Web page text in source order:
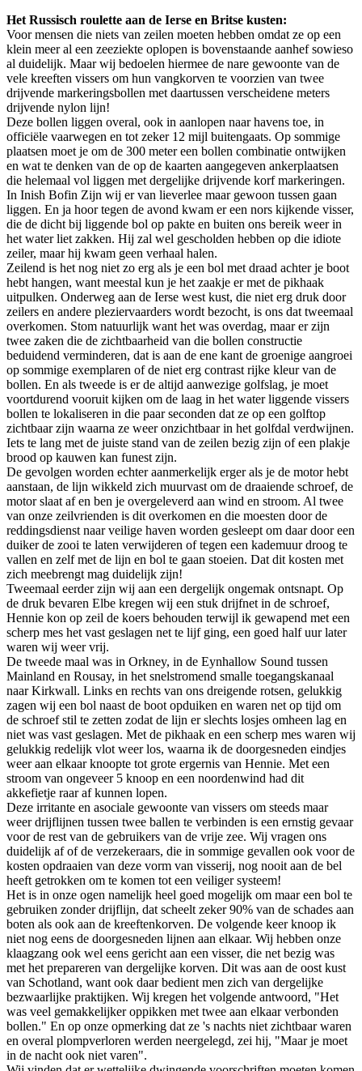
Het Russisch roulette aan de Ierse en Britse kusten:
Voor mensen die niets van zeilen moeten hebben omdat ze op een
klein meer al een zeeziekte oplopen is bovenstaande aanhef sowieso
al duidelijk. Maar wij bedoelen hiermee de nare gewoonte van de
vele kreeften vissers om hun vangkorven te voorzien van twee
drijvende markeringsbollen met daartussen verscheidene meters
drijvende nylon lijn!
Deze bollen liggen overal, ook in aanlopen naar havens toe, in
officiële vaarwegen en tot zeker 12 mijl buitengaats. Op sommige
plaatsen moet je om de 300 meter een bollen combinatie ontwijken
en wat te denken van de op de kaarten aangegeven ankerplaatsen
die helemaal vol liggen met dergelijke drijvende korf markeringen.
In Inish Bofin Zijn wij er van lieverlee maar gewoon tussen gaan
liggen. En ja hoor tegen de avond kwam er een nors kijkende visser,
die de dicht bij liggende bol op pakte en buiten ons bereik weer in
het water liet zakken. Hij zal wel gescholden hebben op die idiote
zeiler, maar hij kwam geen verhaal halen.
Zeilend is het nog niet zo erg als je een bol met draad achter je boot
hebt hangen, want meestal kun je het zaakje er met de pikhaak
uitpulken. Onderweg aan de Ierse west kust, die niet erg druk door
zeilers en andere pleziervaarders wordt bezocht, is ons dat tweemaal
overkomen. Stom natuurlijk want het was overdag, maar er zijn
twee zaken die de zichtbaarheid van die bollen constructie
beduidend verminderen, dat is aan de ene kant de groenige aangroei
op sommige exemplaren of de niet erg contrast rijke kleur van de
bollen. En als tweede is er de altijd aanwezige golfslag, je moet
voortdurend vooruit kijken om de laag in het water liggende vissers
bollen te lokaliseren in die paar seconden dat ze op een golftop
zichtbaar zijn waarna ze weer onzichtbaar in het golfdal verdwijnen.
Iets te lang met de juiste stand van de zeilen bezig zijn of een plakje
brood op kauwen kan funest zijn.
De gevolgen worden echter aanmerkelijk erger als je de motor hebt
aanstaan, de lijn wikkeld zich muurvast om de draaiende schroef, de
motor slaat af en ben je overgeleverd aan wind en stroom. Al twee
van onze zeilvrienden is dit overkomen en die moesten door de
reddingsdienst naar veilige haven worden gesleept om daar door een
duiker de zooi te laten verwijderen of tegen een kademuur droog te
vallen en zelf met de lijn en bol te gaan stoeien. Dat dit kosten met
zich meebrengt mag duidelijk zijn!
Tweemaal eerder zijn wij aan een dergelijk ongemak ontsnapt. Op
de druk bevaren Elbe kregen wij een stuk drijfnet in de schroef,
Hennie kon op zeil de koers behouden terwijl ik gewapend met een
scherp mes het vast geslagen net te lijf ging, een goed half uur later
waren wij weer vrij.
De tweede maal was in Orkney, in de Eynhallow Sound tussen
Mainland en Rousay, in het snelstromend smalle toegangskanaal
naar Kirkwall. Links en rechts van ons dreigende rotsen, gelukkig
zagen wij een bol naast de boot opduiken en waren net op tijd om
de schroef stil te zetten zodat de lijn er slechts losjes omheen lag en
niet was vast geslagen. Met de pikhaak en een scherp mes waren wij
gelukkig redelijk vlot weer los, waarna ik de doorgesneden eindjes
weer aan elkaar knoopte tot grote ergernis van Hennie. Met een
stroom van ongeveer 5 knoop en een noordenwind had dit
akkefietje raar af kunnen lopen.
Deze irritante en asociale gewoonte van vissers om steeds maar
weer drijflijnen tussen twee ballen te verbinden is een ernstig gevaar
voor de rest van de gebruikers van de vrije zee. Wij vragen ons
duidelijk af of de verzekeraars, die in sommige gevallen ook voor de
kosten opdraaien van deze vorm van visserij, nog nooit aan de bel
heeft getrokken om te komen tot een veiliger systeem!
Het is in onze ogen namelijk heel goed mogelijk om maar een bol te
gebruiken zonder drijflijn, dat scheelt zeker 90% van de schades aan
boten als ook aan de kreeftenkorven. De volgende keer knoop ik
niet nog eens de doorgesneden lijnen aan elkaar. Wij hebben onze
klaagzang ook wel eens gericht aan een visser, die net bezig was
met het prepareren van dergelijke korven. Dit was aan de oost kust
van Schotland, want ook daar bedient men zich van dergelijke
bezwaarlijke praktijken. Wij kregen het volgende antwoord, "Het
was veel gemakkelijker oppikken met twee aan elkaar verbonden
bollen." En op onze opmerking dat ze 's nachts niet zichtbaar waren
en overal plompverloren werden neergelegd, zei hij, "Maar je moet
in de nacht ook niet varen".